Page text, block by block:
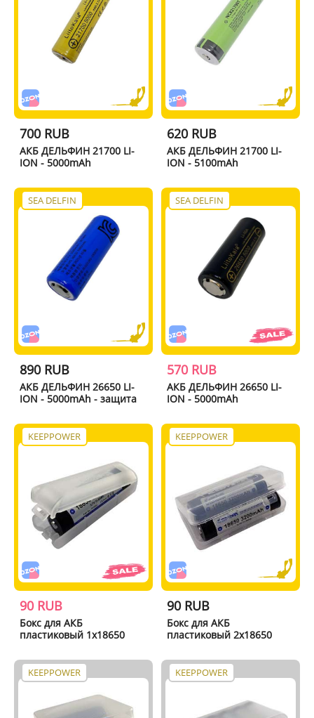
700 RUB
АКБ ДЕЛЬФИН 21700 LI-
ION - 5000mAh
620 RUB
АКБ ДЕЛЬФИН 21700 LI-
ION - 5100mAh
SEA DELFIN
890 RUB
АКБ ДЕЛЬФИН 26650 LI-
ION - 5000mAh - защита
SEA DELFIN
570 RUB
АКБ ДЕЛЬФИН 26650 LI-
ION - 5000mAh
KEEPPOWER
90 RUB
Бокс для АКБ
пластиковый 1x18650
KEEPPOWER
90 RUB
Бокс для АКБ
пластиковый 2x18650
KEEPPOWER KEEPPOWER